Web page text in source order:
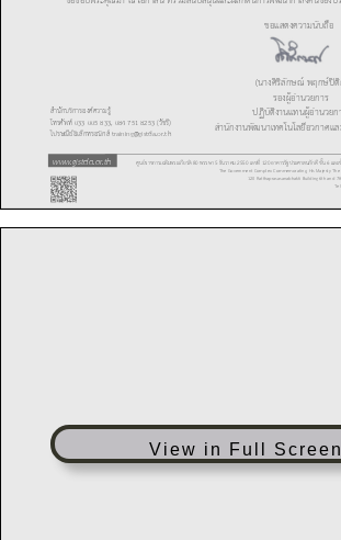
View in Full Screen